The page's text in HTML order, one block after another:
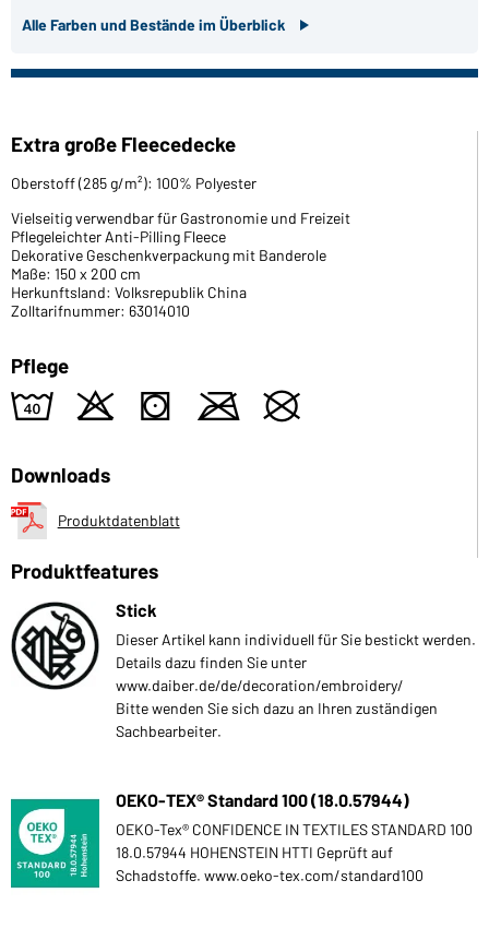
Alle Farben und Bestände im Überblick
Extra große Fleecedecke
Oberstoff (285 g/m²): 100% Polyester
Vielseitig verwendbar für Gastronomie und Freizeit
Pflegeleichter Anti-Pilling Fleece
Dekorative Geschenkverpackung mit Banderole
Maße: 150 x 200 cm
Herkunftsland: Volksrepublik China
Zolltarifnummer: 63014010
Pflege
8 o s m U
Downloads
Produktdatenblatt
Produktfeatures
Stick
Dieser Artikel kann individuell für Sie bestickt werden.
Details dazu finden Sie unter
www.daiber.de/de/decoration/embroidery/
Bitte wenden Sie sich dazu an Ihren zuständigen
Sachbearbeiter.
OEKO-TEX® Standard 100 (18.0.57944)
OEKO-Tex® CONFIDENCE IN TEXTILES STANDARD 100
18.0.57944 HOHENSTEIN HTTI Geprüft auf
Schadstoffe. www.oeko-tex.com/standard100